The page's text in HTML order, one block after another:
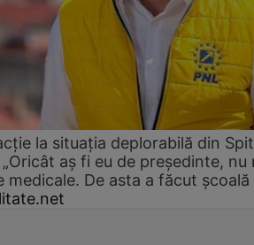
la situația deplorabilă din
aș fi eu de președinte, nu
medicale. De asta a făcut școală